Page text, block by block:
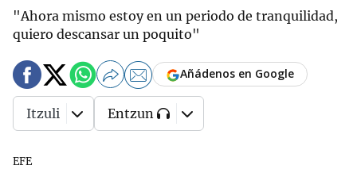
"Ahora mismo estoy en un periodo de tranquilidad,
quiero descansar un poquito"
EFE
Añádenos en Google
Itzuli Entzun